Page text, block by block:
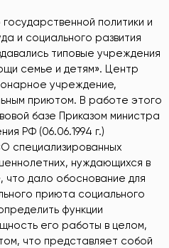
политики и
и социального развития
типовые учреждения
семье и детям». Центр
учреждение,
приютом. В работе этого
базе Приказом министра
РФ (06.06.1994 г.)
специализированных
нуждающихся в
что дало обоснование для
приюта социального
функции
его работы в целом,
что представляет собой